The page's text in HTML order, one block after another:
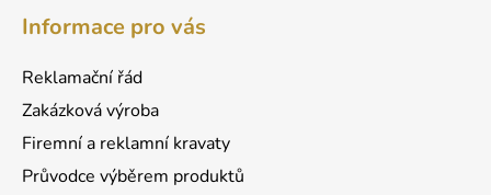
Informace pro vás
Reklamační řád
Zakázková výroba
Firemní a reklamní kravaty
Průvodce výběrem produktů